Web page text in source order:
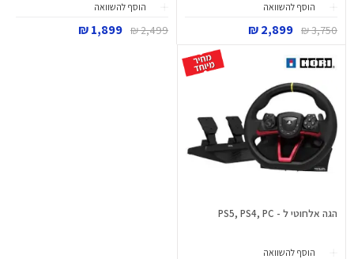
הוסף להשוואה
3,750 ₪
2,899 ₪
הוסף להשוואה
2,499 ₪
1,899 ₪
הגה אלחוטי ל - PS5, PS4, PC
הוסף להשוואה